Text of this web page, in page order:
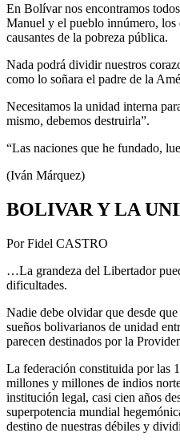
En Bolívar nos encontramos
Manuel y el pueblo innúmero, los
causantes de la pobreza pública.
Nada podrá dividir nuestros
como lo soñara el padre de la
Necesitamos la unidad interna
mismo, debemos destruirla”.
“Las naciones que he fundado,
(Iván Márquez)
BOLIVAR Y LA
Por Fidel CASTRO
…La grandeza del Libertador
dificultades.
Nadie debe olvidar que desde
sueños bolivarianos de unidad
parecen destinados por la
La federación constituida por las
millones y millones de indios
institución legal, casi cien años
superpotencia mundial
destino de nuestras débiles y